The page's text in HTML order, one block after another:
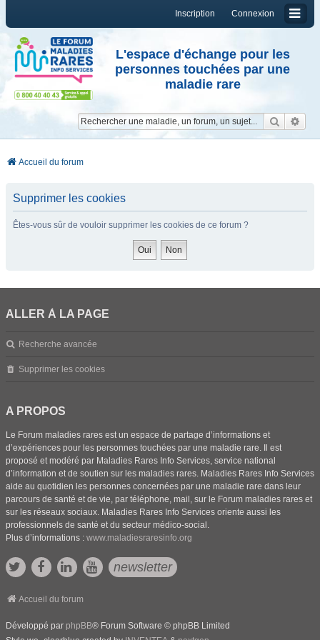
Connexion
Inscription
L'espace d'échange pour les
personnes touchées par une
maladie rare
Accueil du forum
Supprimer les cookies
Êtes-vous sûr de vouloir supprimer les cookies de ce forum ?
ALLER À LA PAGE
Recherche avancée
Supprimer les cookies
A PROPOS
Le Forum maladies rares est un espace de partage d’informations et
d’expériences pour les personnes touchées par une maladie rare. Il est
proposé et modéré par Maladies Rares Info Services, service national
d’information et de soutien sur les maladies rares. Maladies Rares Info Services
aide au quotidien les personnes concernées par une maladie rare dans leur
parcours de santé et de vie, par téléphone, mail, sur le Forum maladies rares et
sur les réseaux sociaux. Maladies Rares Info Services oriente aussi les
professionnels de santé et du secteur médico-social.
Plus d’informations : www.maladiesraresinfo.org
newsletter
Accueil du forum
Développé par phpBB® Forum Software © phpBB Limited